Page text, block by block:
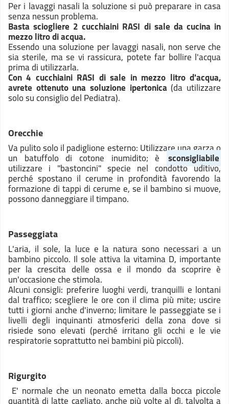
Per i lavaggi nasali la soluzione si può preparare in casa
senza nessun problema.
Basta sciogliere 2 cucchiaini RASI di sale da cucina in
mezzo litro di acqua.
Essendo una soluzione per lavaggi nasali, non serve che
sia sterile, ma se vi rassicura, potete far bollire l'acqua
prima di utilizzarla.
Con 4 cucchiaini RASI di sale in mezzo litro d'acqua,
avrete ottenuto una soluzione ipertonica (da utilizzare
solo su consiglio del Pediatra).
Orecchie
Va pulito solo il padiglione esterno: Utilizzare una garza o
un batuffolo di cotone inumidito; è sconsigliabile
utilizzare i "bastoncini" specie nel condotto uditivo,
perché spostano il cerume in profondità favorendo la
formazione di tappi di cerume e, se il bambino si muove,
possono danneggiare il timpano.
Passeggiata
L'aria, il sole, la luce e la natura sono necessari a un
bambino piccolo. Il sole attiva la vitamina D, importante
per la crescita delle ossa e il mondo da scoprire è
un'occasione che stimola.
Alcuni consigli: preferire luoghi verdi, tranquilli e lontani
dal traffico; scegliere le ore con il clima più mite; uscire
tutti i giorni anche d'inverno; limitare le passeggiate se i
livelli degli inquinanti atmosferici della zona dove si
risiede sono elevati (perché irritano gli occhi e le vie
respiratorie soprattutto nei bambini più piccoli).
Rigurgito
E' normale che un neonato emetta dalla bocca piccole